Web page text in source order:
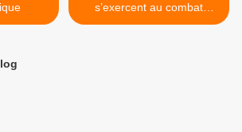
s’exercent au combat
débarqué >